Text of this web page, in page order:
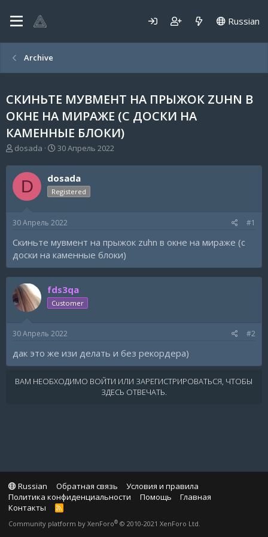
Russian
Archive
СКИНЬТЕ МУВМЕНТ НА ПРЫЖОК ZUHN В
ОКНЕ НА МИРАЖЕ (С ДОСКИ НА
КАМЕННЫЕ БЛОКИ)
А
т
о
р
т
м
dosada
Д
т
а
н
а
а
30 Апрель 2022
D dosada
Registered
30 Апрель 2022 #1
Скиньте мувмент на прыжок zuhn в окне на мираже (с
доски на каменные блоки)
fds3qa
Customer
30 Апрель 2022 #2
дак это же изи делать и без рекордера)
ВАМ НЕОБХОДИМО ВОЙТИ ИЛИ ЗАРЕГИСТРИРОВАТЬСЯ, ЧТОБЫ
ЗДЕСЬ ОТВЕЧАТЬ.
Russian Обратная связь
Условия и правила
Политика конфиденциальности
Помощь
Главная
Контакты
R
S
Community platform by XenForo® © 2010-2021 XenForo Ltd.